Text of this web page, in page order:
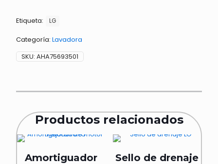
Etiqueta: LG
Categoría: Lavadora
SKU: AHA75693501
Productos relacionados
Amortiguador
Sello de drenaje